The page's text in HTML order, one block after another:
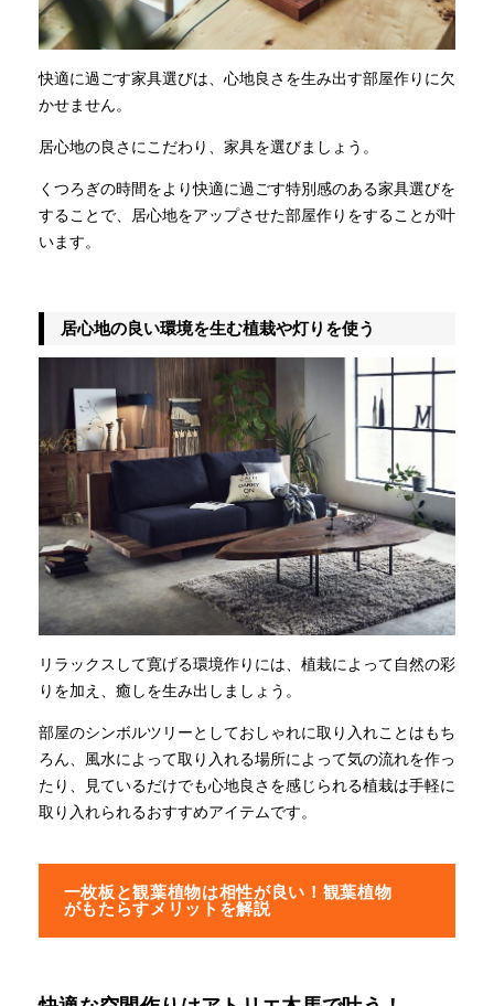
快適に過ごす家具選びは、心地良さを生み出す部屋作りに欠
かせません。
居心地の良さにこだわり、家具を選びましょう。
くつろぎの時間をより快適に過ごす特別感のある家具選びを
することで、居心地をアップさせた部屋作りをすることが叶
います。
居心地の良い環境を生む植栽や灯りを使う
リラックスして寛げる環境作りには、植栽によって自然の彩
りを加え、癒しを生み出しましょう。
部屋のシンボルツリーとしておしゃれに取り入れことはもち
ろん、風水によって取り入れる場所によって気の流れを作っ
たり、見ているだけでも心地良さを感じられる植栽は手軽に
取り入れられるおすすめアイテムです。
一枚板と観葉植物は相性が良い！観葉植物
がもたらすメリットを解説